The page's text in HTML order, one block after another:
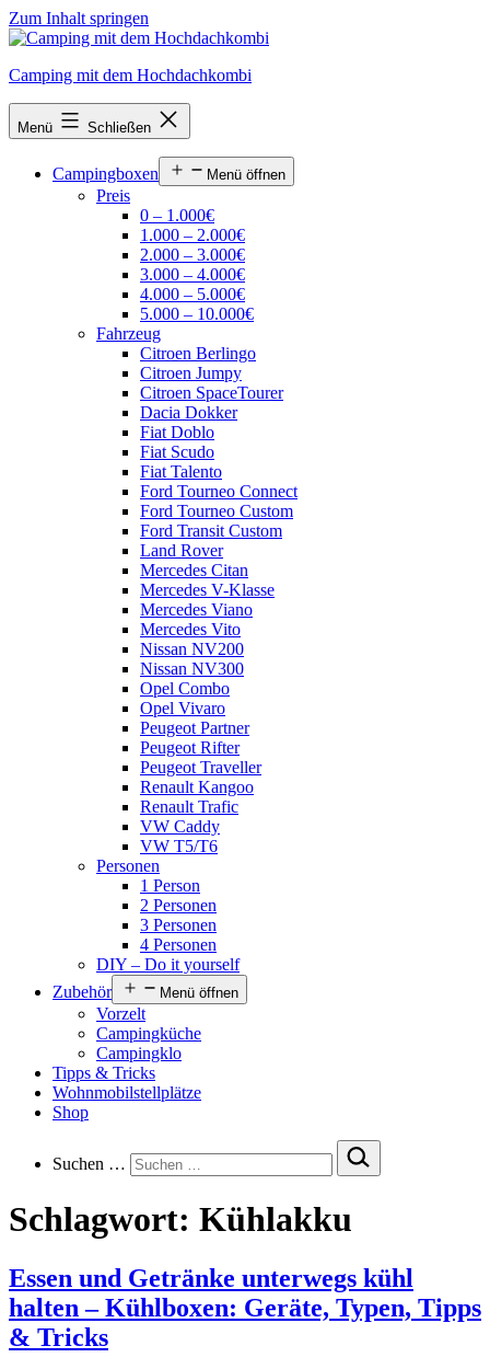
Zum Inhalt springen
Camping mit dem Hochdachkombi
Menü Schließen
Campingboxen Menü öffnen
Preis
0 – 1.000€
1.000 – 2.000€
2.000 – 3.000€
3.000 – 4.000€
4.000 – 5.000€
5.000 – 10.000€
Fahrzeug
Citroen Berlingo
Citroen Jumpy
Citroen SpaceTourer
Dacia Dokker
Fiat Doblo
Fiat Scudo
Fiat Talento
Ford Tourneo Connect
Ford Tourneo Custom
Ford Transit Custom
Land Rover
Mercedes Citan
Mercedes V-Klasse
Mercedes Viano
Mercedes Vito
Nissan NV200
Nissan NV300
Opel Combo
Opel Vivaro
Peugeot Partner
Peugeot Rifter
Peugeot Traveller
Renault Kangoo
Renault Trafic
VW Caddy
VW T5/T6
Personen
1 Person
2 Personen
3 Personen
4 Personen
DIY – Do it yourself
Zubehör
Menü öffnen
Vorzelt
Campingküche
Campingklo
Tipps & Tricks
Wohnmobilstellplätze
Shop
Suchen …
Schlagwort: Kühlakku
Essen und Getränke unterwegs kühl
halten – Kühlboxen: Geräte, Typen, Tipps
& Tricks